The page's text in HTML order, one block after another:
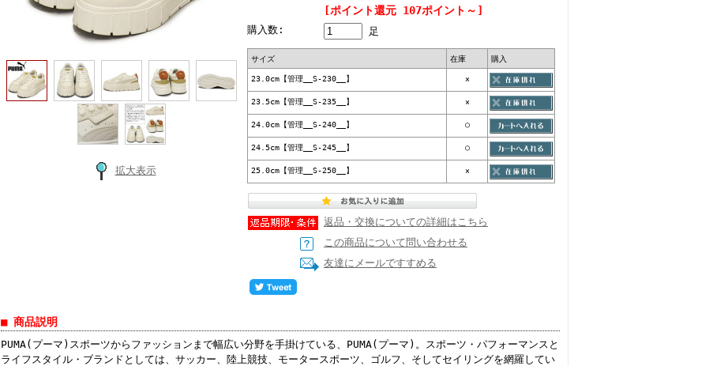
拡大表示
[ポイント還元 107ポイント～]
購入数: 足
サイズ 在庫 購入
23.0cm【管理__S-230__】 ×
23.5cm【管理__S-235__】 ×
24.0cm【管理__S-240__】 ○
24.5cm【管理__S-245__】 ○
25.0cm【管理__S-250__】 ×
返品・交換についての詳細はこちら
この商品について問い合わせる
友達にメールですすめる
■ 商品説明
PUMA(プーマ)スポーツからファッションまで幅広い分野を手掛けている、PUMA(プーマ)。スポーツ・パフォーマンスと
ライフスタイル・ブランドとしては、サッカー、陸上競技、モータースポーツ、ゴルフ、そしてセイリングを網羅してい